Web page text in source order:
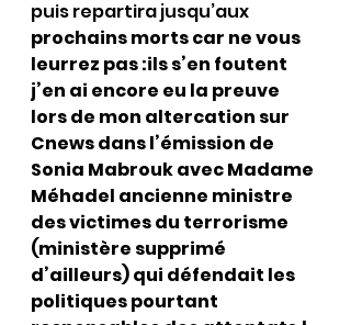
puis repartira jusqu’aux
prochains morts car ne vous
leurrez pas :ils s’en foutent
j’en ai encore eu la preuve
lors de mon altercation sur
Cnews dans l’émission de
Sonia Mabrouk avec Madame
Méhadel ancienne ministre
des victimes du terrorisme
(ministère supprimé
d’ailleurs) qui défendait les
politiques pourtant